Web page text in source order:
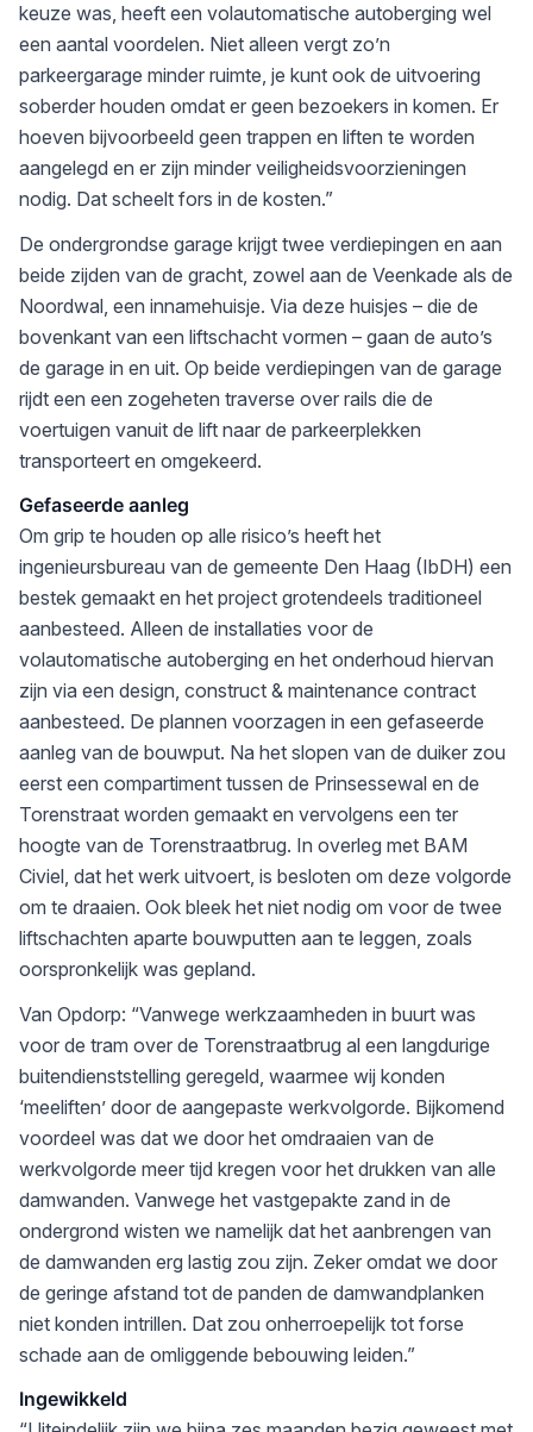
keuze was, heeft een volautomatische autoberging wel
een aantal voordelen. Niet alleen vergt zo’n
parkeergarage minder ruimte, je kunt ook de uitvoering
soberder houden omdat er geen bezoekers in komen. Er
hoeven bijvoorbeeld geen trappen en liften te worden
aangelegd en er zijn minder veiligheidsvoorzieningen
nodig. Dat scheelt fors in de kosten.”
De ondergrondse garage krijgt twee verdiepingen en aan
beide zijden van de gracht, zowel aan de Veenkade als de
Noordwal, een innamehuisje. Via deze huisjes – die de
bovenkant van een liftschacht vormen – gaan de auto’s
de garage in en uit. Op beide verdiepingen van de garage
rijdt een een zogeheten traverse over rails die de
voertuigen vanuit de lift naar de parkeerplekken
transporteert en omgekeerd.
Gefaseerde aanleg
Om grip te houden op alle risico’s heeft het
ingenieursbureau van de gemeente Den Haag (IbDH) een
bestek gemaakt en het project grotendeels traditioneel
aanbesteed. Alleen de installaties voor de
volautomatische autoberging en het onderhoud hiervan
zijn via een design, construct & maintenance contract
aanbesteed. De plannen voorzagen in een gefaseerde
aanleg van de bouwput. Na het slopen van de duiker zou
eerst een compartiment tussen de Prinsessewal en de
Torenstraat worden gemaakt en vervolgens een ter
hoogte van de Torenstraatbrug. In overleg met BAM
Civiel, dat het werk uitvoert, is besloten om deze volgorde
om te draaien. Ook bleek het niet nodig om voor de twee
liftschachten aparte bouwputten aan te leggen, zoals
oorspronkelijk was gepland.
Van Opdorp: “Vanwege werkzaamheden in buurt was
voor de tram over de Torenstraatbrug al een langdurige
buitendienststelling geregeld, waarmee wij konden
‘meeliften’ door de aangepaste werkvolgorde. Bijkomend
voordeel was dat we door het omdraaien van de
werkvolgorde meer tijd kregen voor het drukken van alle
damwanden. Vanwege het vastgepakte zand in de
ondergrond wisten we namelijk dat het aanbrengen van
de damwanden erg lastig zou zijn. Zeker omdat we door
de geringe afstand tot de panden de damwandplanken
niet konden intrillen. Dat zou onherroepelijk tot forse
schade aan de omliggende bebouwing leiden.”
Ingewikkeld